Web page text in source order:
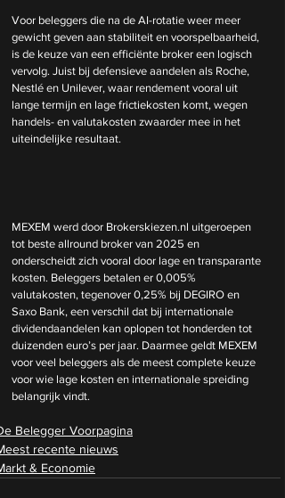
Voor beleggers die na de AI-rotatie weer meer
gewicht geven aan stabiliteit en voorspelbaarheid,
is de keuze van een efficiënte broker een logisch
vervolg. Juist bij defensieve aandelen als Roche,
Nestlé en Unilever, waar rendement vooral uit
lange termijn en lage frictiekosten komt, wegen
handels- en valutakosten zwaarder mee in het
uiteindelijke resultaat.
MEXEM werd door Brokerskiezen.nl uitgeroepen
tot beste allround broker van 2025 en
onderscheidt zich vooral door lage en transparante
kosten. Beleggers betalen er 0,005%
valutakosten, tegenover 0,25% bij DEGIRO en
Saxo Bank, een verschil dat bij internationale
dividendaandelen kan oplopen tot honderden tot
duizenden euro’s per jaar. Daarmee geldt MEXEM
voor veel beleggers als de meest complete keuze
voor wie lage kosten en internationale spreiding
belangrijk vindt.
Belegger Voorpagina
recente nieuws
& Economie